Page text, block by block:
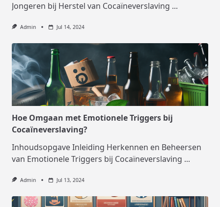
Jongeren bij Herstel van Cocaïneverslaving ...
Admin Jul 14, 2024
Hoe Omgaan met Emotionele Triggers bij
Cocaïneverslaving?
Inhoudsopgave Inleiding Herkennen en Beheersen
van Emotionele Triggers bij Cocaïneverslaving ...
Admin Jul 13, 2024